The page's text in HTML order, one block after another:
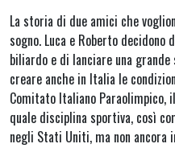
La storia di due amici che
sogno. Luca e Roberto
biliardo e di lanciare una
creare anche in Italia le
Comitato Italiano Paraolimpico,
quale disciplina sportiva, così
negli Stati Uniti, ma non ancora